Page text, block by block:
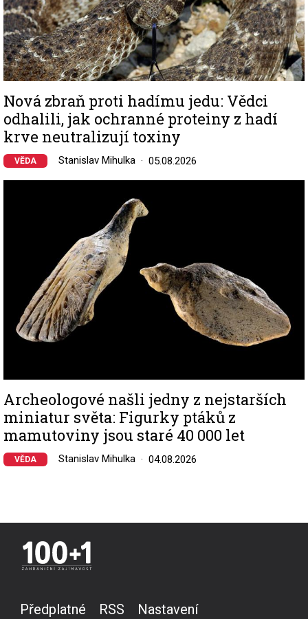
Nová zbraň proti hadímu jedu: Vědci
odhalili, jak ochranné proteiny z hadí
krve neutralizují toxiny
VĚDA Stanislav Mihulka 05.08.2026
Archeologové našli jedny z nejstarších
miniatur světa: Figurky ptáků z
mamutoviny jsou staré 40 000 let
VĚDA Stanislav Mihulka 04.08.2026
Předplatné RSS Nastavení